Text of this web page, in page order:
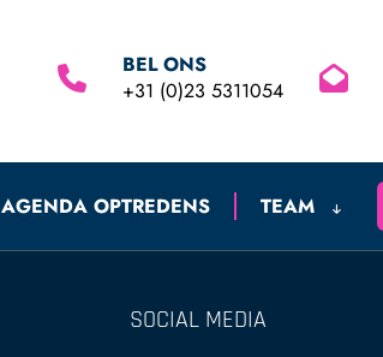
BEL ONS
+31 (0)23 5311054
AGENDA OPTREDENS TEAM
SOCIAL MEDIA